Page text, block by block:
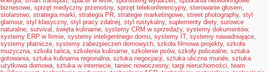
biznesowe, sprzęt medyczny przenośny, sprzęt telekonferencyjny, sterowanie głosem,
stolarstwo, strategia marki, strategia PR, strategie marketingowe, street photography, styl
glamour, styl klasyczny, styl pracy zdalnej, styl rustykalny, suplementy diety, surowce
naturalne, survival , święta kulinarne, systemy CRM w sprzedaży, systemy dokumentów,
systemy ERP w firmie, systemy inteligentnego domu, systemy IT, systemy nawadniające,
systemy płatnicze, systemy zabezpieczeń domowych, szkoła filmowa projekty, szkoła
muzyczna, szkoła tańca, szkolenia kulinarne, szkolenie psów, szkoły policealne, sztuka
gotowania, sztuka kulinarna regionalna, sztuka negocjacji, sztuka uliczna murale, sztuka
użytkowa domowa, sztuka w internecie, taniec nowoczesny, targi nieruchomości, team